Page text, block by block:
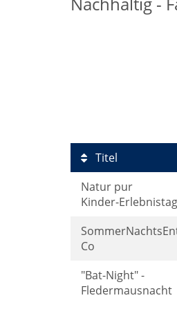
Titel
Natur pur
Kinder-
Co
"Bat-Night" -
Fledermausnacht